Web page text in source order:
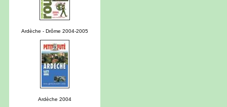
Ardèche - Drôme 2004-2005
Ardèche 2004